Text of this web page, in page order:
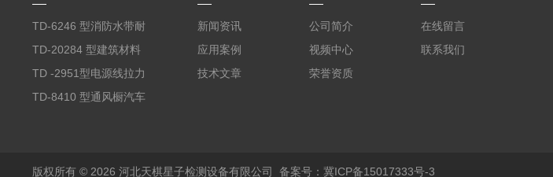
TD‑6246 型消防水带耐
磨试验机
TD‑20284 型建筑材料
单体燃烧测试仪
TD -2951型电源线拉力
扭转测试机
TD‑8410 型通风橱汽车
新闻资讯
应用案例
技术文章
公司简介
视频中心
荣誉资质
在线留言
联系我们
版权所有 © 2026 河北天棋星子检测设备有限公司 备案号：冀ICP备15017333号-3